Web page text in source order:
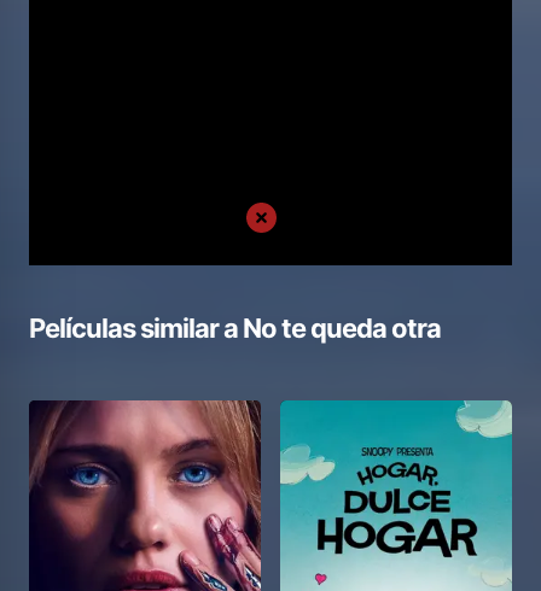
Películas similar aNo te queda otra